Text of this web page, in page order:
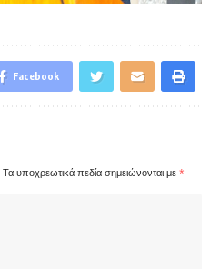
Facebook
Τα υποχρεωτικά πεδία σημειώνονται με *